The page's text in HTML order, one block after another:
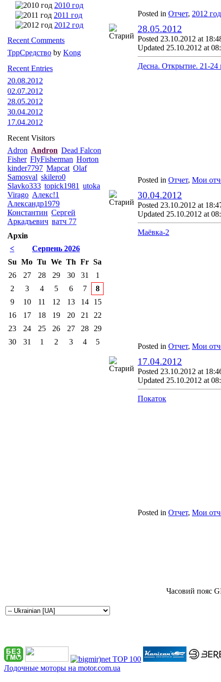
Posted in Отчет, 2012 год
28.05.2012
Posted 23.10.2012 at
Updated 25.10.2012 at
Десна. Открытие. 21-24
Posted in Отчет, Мои
30.04.2012
Posted 23.10.2012 at
Updated 25.10.2012 at
Маёвка-2
Posted in Отчет, Мои
17.04.2012
Posted 23.10.2012 at
Updated 25.10.2012 at
Покаток
Posted in Отчет, Мои
2010 год
2011 год
2012 год
Recent Comments
ТррСредство by Kong
Recent Entries
20.08.2012
02.07.2012
28.05.2012
30.04.2012
17.04.2012
Recent Visitors
Adron Andron Dead Falcon
Fisher FlyFisherman Horton
kinder7797 Mapcat Olaf
Samosval skilero0
Slavko333 topick1981 utoka
Virago Алекс!1
Александр1979
Константин Сергей
Аркадъевич ватч 77
Архів
<
Серпень 2026
Su Mo Tu We Th Fr Sa
26
27 28 29 30 31
1
2
3 4 5 6 7
8
9
10 11 12 13 14
15
16
17 18 19 20 21
22
23
24 25 26 27 28
29
30
31 1 2 3 4 5
Часовий пояс
Лодочные моторы на motor.com.ua